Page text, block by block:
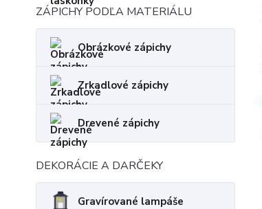
ZÁPICHY PODĽA MATERIÁLU
Obrázkové zápichy
Zrkadlové zápichy
Drevené zápichy
DEKORÁCIE A DARČEKY
Gravírované lampáše